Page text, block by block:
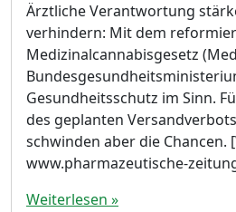
Ärztliche Verantwortung
verhindern: Mit dem
Medizinalcannabisgesetz
Gesundheitsschutz im Sinn.
des geplanten
schwinden aber die Chancen.
www.pharmazeutische-
Weiterlesen »